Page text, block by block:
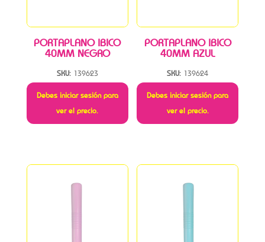
PORTAPLANO IBICO
40MM NEGRO
SKU: 139623
Debes iniciar sesión para
ver el precio.
PORTAPLANO IBICO
40MM AZUL
SKU: 139624
Debes iniciar sesión para
ver el precio.